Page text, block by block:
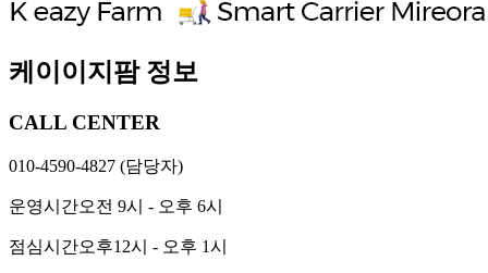
케이이지팜 정보
CALL CENTER
010-4590-4827 (담당자)
운영시간오전 9시 - 오후 6시
점심시간오후12시 - 오후 1시